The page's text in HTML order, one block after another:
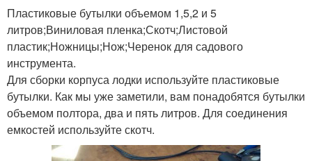
Пластиковые бутылки объемом 1,5,2 и 5
литров;Виниловая пленка;Скотч;Листовой
пластик;Ножницы;Нож;Черенок для садового
инструмента.
Для сборки корпуса лодки используйте пластиковые
бутылки. Как мы уже заметили, вам понадобятся бутылки
объемом полтора, два и пять литров. Для соединения
емкостей используйте скотч.